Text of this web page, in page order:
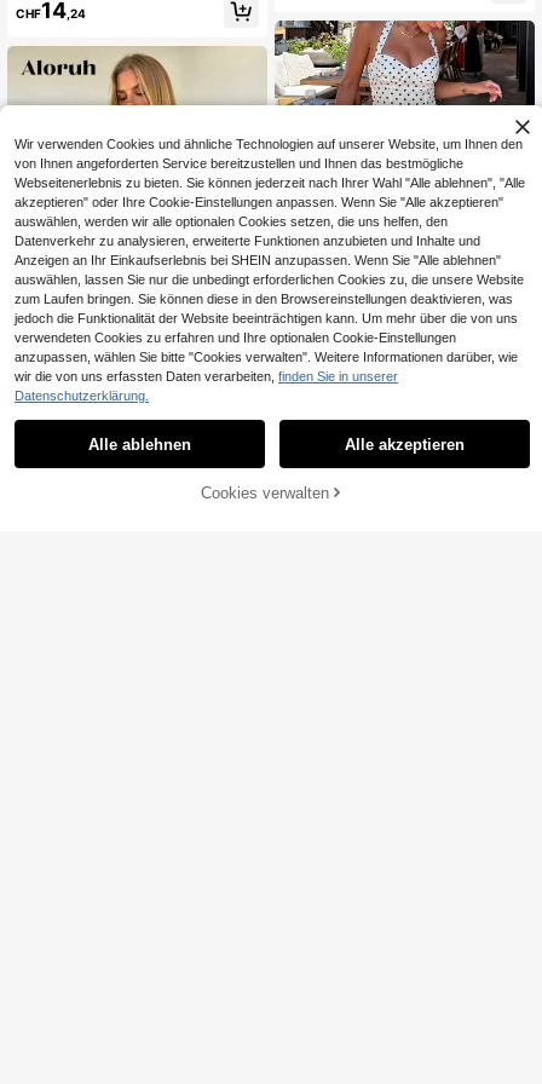
m Reise Lässig Outfit, modisch für A
esort Wear elegant, Vacationcore
CHF14 ,24
r Kleine Mädchen für den Abend/Au
sgehen, täglich, lässig, schlicht, für
Konzerte, Club-Outfits, Damen, sex
y, einfarbig, schwarz, 2 Stücke, rüc
#Riviera Romanze
Casual Style Farbblock Polka Dot 2
-teiliges Set Neckholder-Top lange
r Rock Sommer Casual 2026 neues
rückenfreies 2-teiliges Set inklusiv
,66
ZUM WARENKORB HINZUFÜGEN
Wir verwenden Cookies und ähnliche Technologien auf unserer Website, um Ihnen den
von Ihnen angeforderten Service bereitzustellen und Ihnen das bestmögliche
Webseitenerlebnis zu bieten. Sie können jederzeit nach Ihrer Wahl "Alle ablehnen", "Alle
akzeptieren" oder Ihre Cookie-Einstellungen anpassen. Wenn Sie "Alle akzeptieren"
auswählen, werden wir alle optionalen Cookies setzen, die uns helfen, den
Datenverkehr zu analysieren, erweiterte Funktionen anzubieten und Inhalte und
Anzeigen an Ihr Einkaufserlebnis bei SHEIN anzupassen. Wenn Sie "Alle ablehnen"
auswählen, lassen Sie nur die unbedingt erforderlichen Cookies zu, die unsere Website
zum Laufen bringen. Sie können diese in den Browsereinstellungen deaktivieren, was
jedoch die Funktionalität der Website beeinträchtigen kann. Um mehr über die von uns
verwendeten Cookies zu erfahren und Ihre optionalen Cookie-Einstellungen
anzupassen, wählen Sie bitte "Cookies verwalten". Weitere Informationen darüber, wie
wir die von uns erfassten Daten verarbeiten, finden Sie in unserer
Datenschutzerklärung.
Alle ablehnen Alle akzeptieren
Cookies verwalten